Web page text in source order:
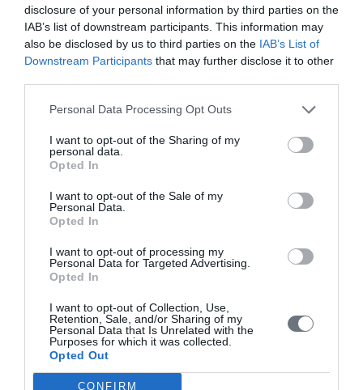
disclosure of your personal information by third parties on the
IAB’s list of downstream participants. This information may
also be disclosed by us to third parties on the IAB’s List of
Downstream Participants that may further disclose it to other
Personal Data Processing Opt Outs
I want to opt-out of the Sharing of my
personal data.
Opted In
I want to opt-out of the Sale of my
Personal Data.
Opted In
I want to opt-out of processing my
Personal Data for Targeted Advertising.
Opted In
I want to opt-out of Collection, Use,
Retention, Sale, and/or Sharing of my
Personal Data that Is Unrelated with the
Purposes for which it was collected.
Opted Out
CONFIRM
Activity Congresses
8th Panhellenic